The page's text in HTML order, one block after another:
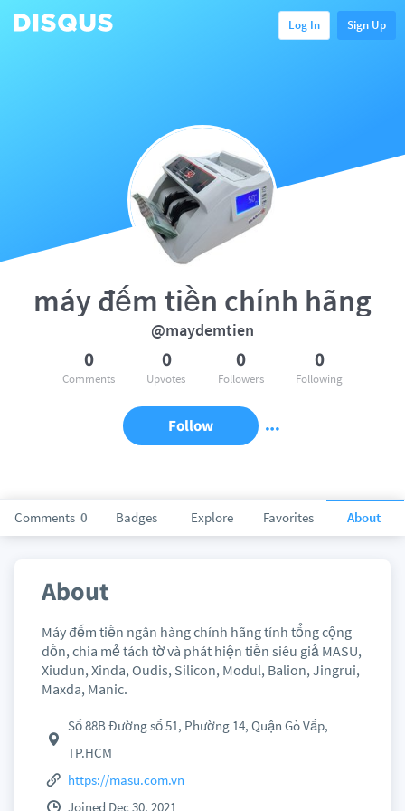
Log In Sign Up
Comments 0 Badges Explore Favorites About
máy đếm tiền chính hãng
@maydemtien
0
Comments
0
Upvotes
0
Followers
0
Following
Follow
About
Máy đếm tiền ngân hàng chính hãng tính tổng cộng
dồn, chia mẻ tách tờ và phát hiện tiền siêu giả MASU,
Xiudun, Xinda, Oudis, Silicon, Modul, Balion, Jingrui,
Maxda, Manic.
Số 88B Đường số 51, Phường 14, Quận Gò Vấp,
TP.HCM
https://masu.com.vn
Joined Dec 30, 2021